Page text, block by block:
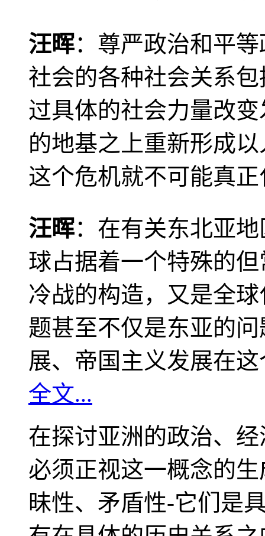
汪晖：尊严政治和平
社会的各种社会关系
过具体的社会力量改
的地基之上重新形成
这个危机就不可能真
汪晖：在有关东北亚
球占据着一个特殊的
冷战的构造，又是全
题甚至不仅是东亚的
展、帝国主义发展在
全文...
在探讨亚洲的政治、
必须正视这一概念的
昧性、矛盾性-它们是